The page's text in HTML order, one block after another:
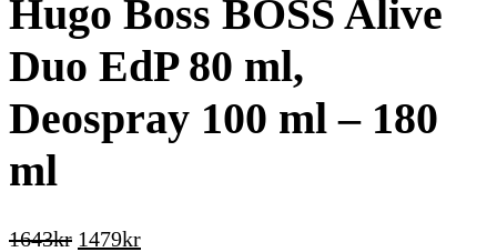
Hugo Boss BOSS Alive
Duo EdP 80 ml,
Deospray 100 ml – 180
ml
1643kr Det
1479krDet